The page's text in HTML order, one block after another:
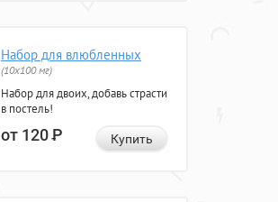
Набор для влюбленных
(10х100 мг)
Набор для двоих, добавь страсти
в постель!
от 120Р Купить